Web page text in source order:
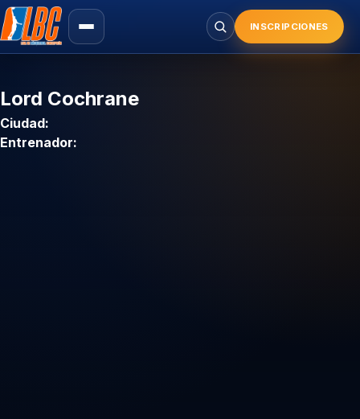
Saltar
al
contenido
Buscar
INSCRIPCIONES
Lord Cochrane
Ciudad:
Entrenador: